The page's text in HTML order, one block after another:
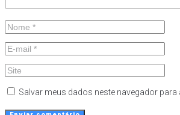
Salvar meus dados neste navegador para